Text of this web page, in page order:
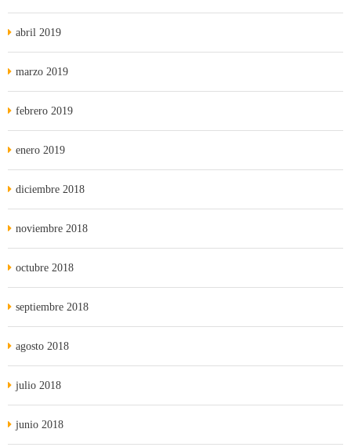
abril 2019
marzo 2019
febrero 2019
enero 2019
diciembre 2018
noviembre 2018
octubre 2018
septiembre 2018
agosto 2018
julio 2018
junio 2018